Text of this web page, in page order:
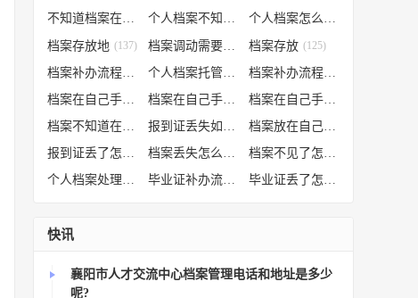
不知道档案在哪里 (240) 个人档案不知道在哪儿 (191) 个人档案怎么调动
档案存放地 (137) 档案调动需要什么手续 (130)
档案存放 (125)
(106) (102) 档案补办流程
(85) 档案在自己手里 (66) 档案在自己手里怎么处理
档案不知道在哪怎么办 (62) 报到证丢失如何补办 (54) 档案放在自己手上
报到证丢了怎么补办 (52) 档案丢失怎么补办 (51) 档案不见了怎么补办
个人档案处理方法 (38) 毕业证补办流程 (36) 毕业证丢了怎么办
快讯
襄阳市人才交流中心档案管理电话和地址是多少
呢?